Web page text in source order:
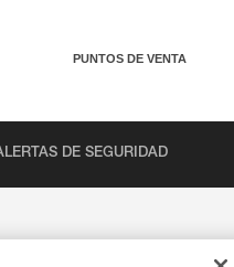
PUNTOS DE VENTA
DE SEGURIDAD